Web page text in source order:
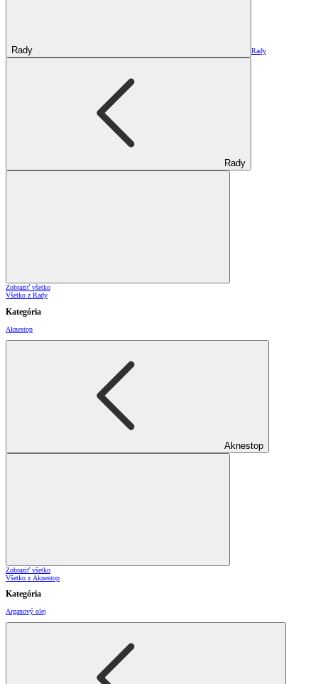
Rady Rady
Rady
Zobraziť všetko
Všetko z Rady
Kategória
Aknestop
Aknestop
Zobraziť všetko
Všetko z Aknestop
Kategória
Arganový olej